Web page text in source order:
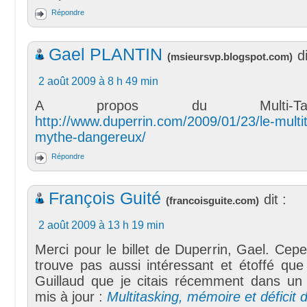
Répondre
Gael PLANTIN (msieursvp.blogspot.com)
2 août 2009 à 8 h 49 min
A propos du Multi-
http://www.duperrin.com/2009/01/23/le-
mythe-dangereux/
Répondre
François Guité (francoisguite.com) dit :
2 août 2009 à 13 h 19 min
Merci pour le billet de Duperrin, Gael.
trouve pas aussi intéressant et étoffé que
Guillaud que je citais récemment dans un
mis à jour : Multitasking, mémoire et déficit